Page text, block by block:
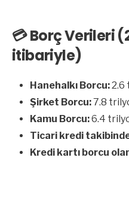
💳Borç Verileri
itibariyle)
Hanehalkı Borcu:2.6
Şirket Borcu:7.8
Kamu Borcu:6.4
Ticari kredi
Kredi kartı borcu